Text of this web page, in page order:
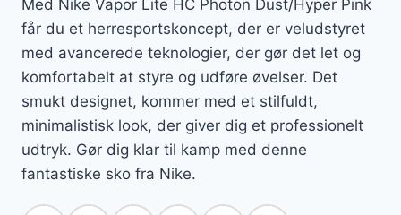
Med Nike Vapor Lite HC Photon Dust/Hyper Pink
får du et herresportskoncept, der er veludstyret
med avancerede teknologier, der gør det let og
komfortabelt at styre og udføre øvelser. Det
smukt designet, kommer med et stilfuldt,
minimalistisk look, der giver dig et professionelt
udtryk. Gør dig klar til kamp med denne
fantastiske sko fra Nike.